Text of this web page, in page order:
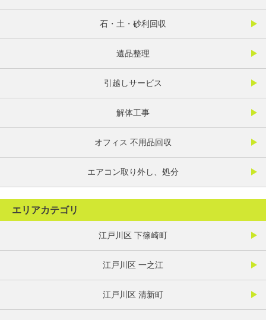
石・土・砂利回収
遺品整理
引越しサービス
解体工事
オフィス 不用品回収
エアコン取り外し、処分
エリアカテゴリ
江戸川区 下篠崎町
江戸川区 一之江
江戸川区 清新町